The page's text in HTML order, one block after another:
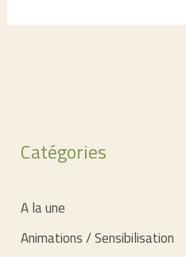
sur
–
Catégories
A la une
Animations / Sensibilisation